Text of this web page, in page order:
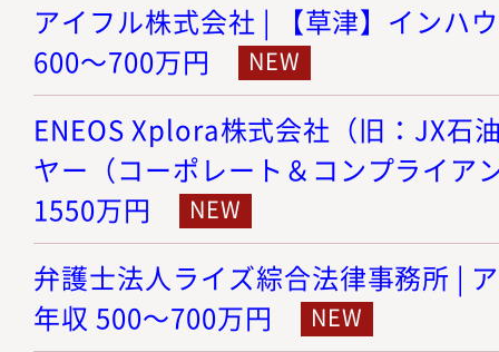
アイフル株式会社 | 【草津】インハ
600～700万円
ENEOS Xplora株式会社（旧：JX石
ヤー（コーポレート＆コンプライア
1550万円
弁護士法人ライズ綜合法律事務所 |
年収 500～700万円